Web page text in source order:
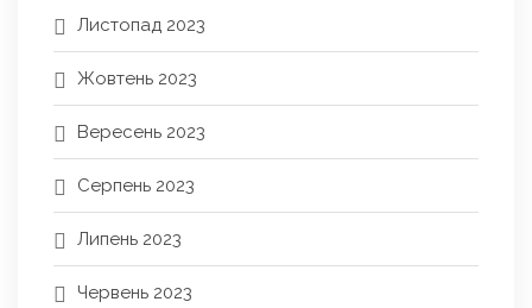
Листопад 2023
Жовтень 2023
Вересень 2023
Серпень 2023
Липень 2023
Червень 2023